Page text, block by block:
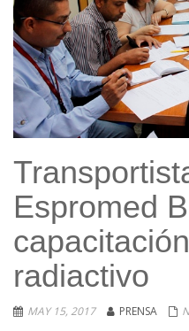
Espromed
radiactivo
MAY 15, 2017 PRENSA